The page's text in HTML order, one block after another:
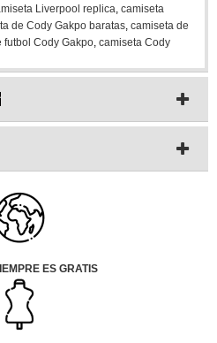
Liverpool replica, camiseta
de Cody Gakpo baratas, camiseta de
futbol Cody Gakpo, camiseta Cody
ES GRATIS